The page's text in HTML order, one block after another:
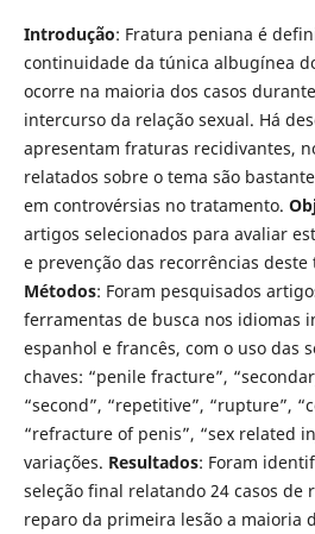
Introdução: Fratura peniana é
continuidade da túnica albugínea
ocorre na maioria dos casos
intercurso da relação sexual. Há
apresentam fraturas recidivantes,
relatados sobre o tema são
em controvérsias no tratamento.
artigos selecionados para avaliar
e prevenção das recorrências
Métodos: Foram pesquisados
ferramentas de busca nos idiomas
espanhol e francês, com o uso das
chaves: “penile fracture”,
“second”, “repetitive”, “rupture”,
“refracture of penis”, “sex related
variações. Resultados: Foram
seleção final relatando 24 casos de
reparo da primeira lesão a maioria